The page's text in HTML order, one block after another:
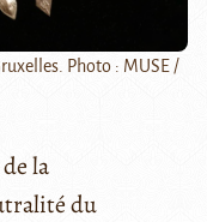
Photo : MUSE /
la
du